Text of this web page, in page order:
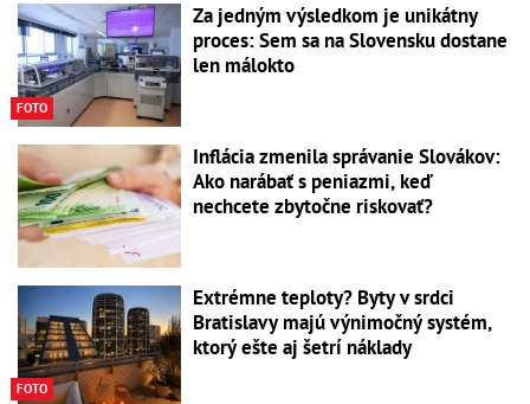
FOTO
Za jedným výsledkom je unikátny
proces: Sem sa na Slovensku dostane
len málokto
Inflácia zmenila správanie Slovákov:
Ako narábať s peniazmi, keď
nechcete zbytočne riskovať?
FOTO
Extrémne teploty? Byty v srdci
Bratislavy majú výnimočný systém,
ktorý ešte aj šetrí náklady